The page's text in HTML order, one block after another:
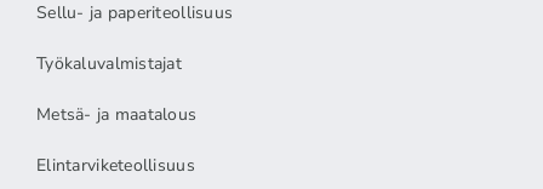
Sellu- ja paperiteollisuus
Työkaluvalmistajat
Metsä- ja maatalous
Elintarviketeollisuus